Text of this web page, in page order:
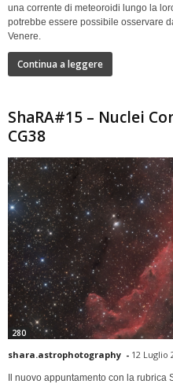
una corrente di meteoroidi lungo la
potrebbe essere possibile osservare
Venere.
Continua a leggere
ShaRA#15 – Nuclei
CG38
280
shara.astrophotography - 12 Luglio
Il nuovo appuntamento con la rubrica